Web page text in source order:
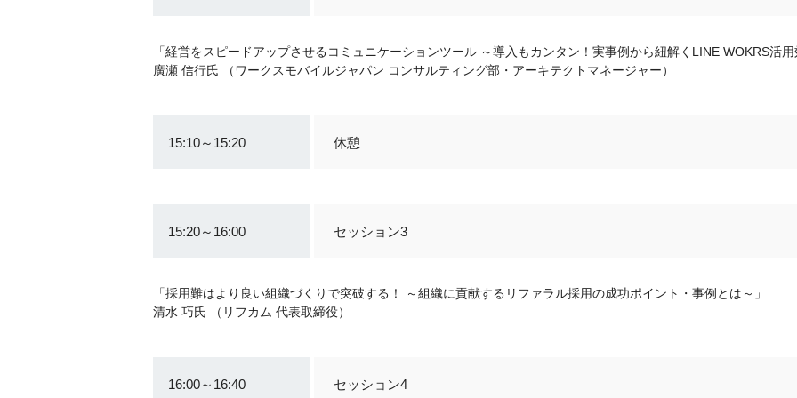
「経営をスピードアップさせるコミュニケーションツール ～導入もカンタン！実事例から紐解くLINE WOKRS活用
廣瀬 信行氏 （ワークスモバイルジャパン コンサルティング部・アーキテクトマネージャー）
15:10～15:20 休憩
15:20～16:00 セッション3
「採用難はより良い組織づくりで突破する！ ～組織に貢献するリファラル採用の成功ポイント・事例とは～」
清水 巧氏 （リフカム 代表取締役）
16:00～16:40 セッション4